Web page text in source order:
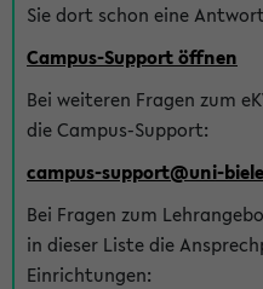
Sie dort schon eine
Campus-Support öffnen
Bei weiteren Fragen zum
die Campus-Support:
campus-support@uni-
Bei Fragen zum
in dieser Liste die
Einrichtungen: